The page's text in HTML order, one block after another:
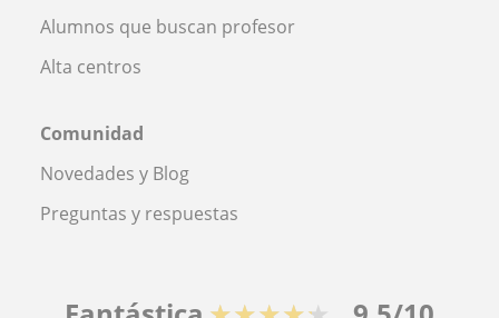
Alumnos que buscan profesor
Alta centros
Comunidad
Novedades y Blog
Preguntas y respuestas